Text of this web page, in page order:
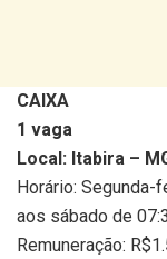
CAIXA
1 vaga
Local: Itabira –
Horário: Segunda-
aos sábado de
Remuneração: